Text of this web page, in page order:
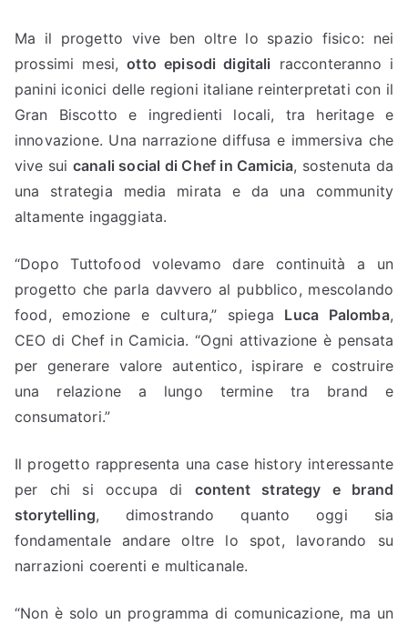
Ma il progetto vive ben oltre lo spazio fisico: nei
prossimi mesi,otto episodi digitali racconteranno i
panini iconici delle regioni italiane reinterpretati con il
Gran Biscotto e ingredienti locali, tra heritage e
innovazione. Una narrazione diffusa e immersiva che
vive sui canali social di Chef in Camicia, sostenuta da
una strategia media mirata e da una community
altamente ingaggiata.
“Dopo Tuttofood volevamo dare continuità a un
progetto che parla davvero al pubblico, mescolando
food, emozione e cultura,” spiega Luca Palomba,
CEO di Chef in Camicia. “Ogni attivazione è pensata
per generare valore autentico, ispirare e costruire
una relazione a lungo termine tra brand e
consumatori.”
Il progetto rappresenta una case history interessante
per chi si occupa di content strategy e brand
storytelling, dimostrando quanto oggi sia
fondamentale andare oltre lo spot, lavorando su
narrazioni coerenti e multicanale.
“Non è solo un programma di comunicazione, ma un